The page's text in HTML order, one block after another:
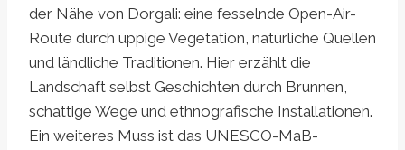
der Nähe von Dorgali: eine fesselnde Open-Air-
Route durch üppige Vegetation, natürliche Quellen
und ländliche Traditionen. Hier erzählt die
Landschaft selbst Geschichten durch Brunnen,
schattige Wege und ethnografische Installationen.
Ein weiteres Muss ist das UNESCO-MaB-